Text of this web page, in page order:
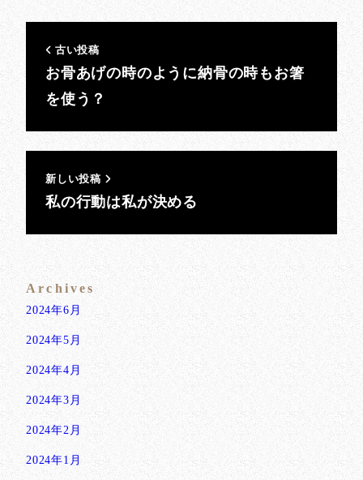
古い投稿
お骨あげの時のように納骨の時もお箸
を使う？
新しい投稿
私の行動は私が決める
Archives
2024年6月
2024年5月
2024年4月
2024年3月
2024年2月
2024年1月